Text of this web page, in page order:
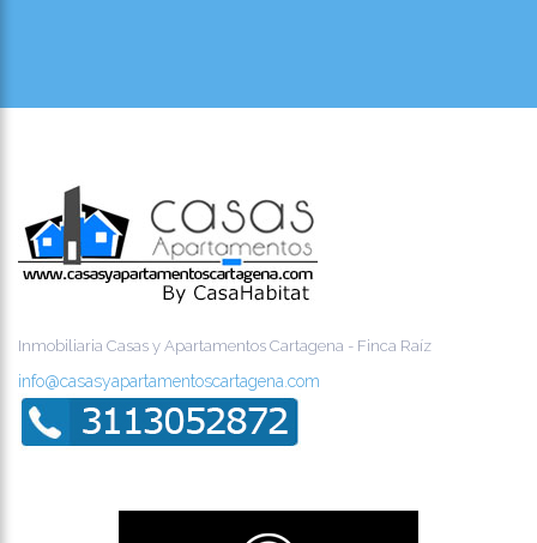
Inmobiliaria Casas y Apartamentos Cartagena - Finca Raíz
info@casasyapartamentoscartagena.com